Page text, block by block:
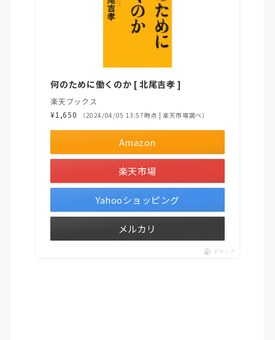
何のために働くのか [ 北尾吉孝 ]
楽天ブックス
¥1,650
（2024/04/05 13:57時点 | 楽天市場調べ）
Amazon
楽天市場
Yahooショッピング
メルカリ
ポチップ